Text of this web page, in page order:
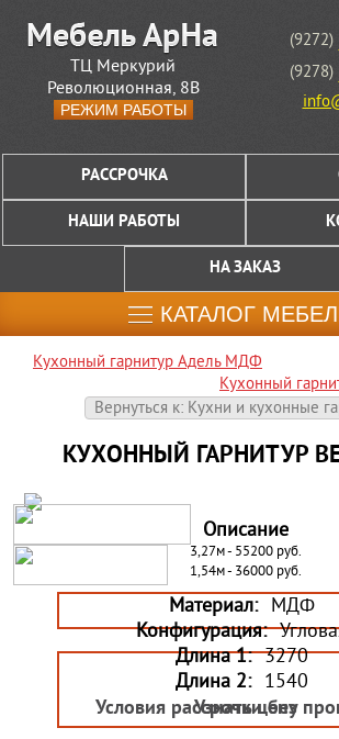
ТЦ Меркурий
Революционная, 8В
РЕЖИМ РАБОТЫ
(9272)
(9278)
РАССРОЧКА
НАШИ РАБОТЫ
НА ЗАКАЗ
КАТАЛОГ
Кухонный гарнитур Адель МДФ
Кухонный
Вернуться к: Кухни и кухонные
КУХОННЫЙ ГАРНИТУР
Описание
3,27м - 55200 руб.
1,54м - 36000 руб.
Материал: МДФ
Конфигурация:
Длина 1: 3270
Длина 2: 1540
Узнать цену
Условия рассрочки без